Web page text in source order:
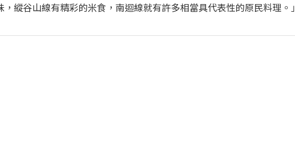
縱谷山線有精彩的米食，南迴線就有許多相當具代表性的原民料理。」